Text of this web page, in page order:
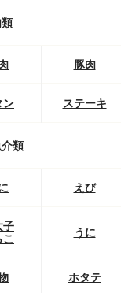
豚肉
ン ステーキ
類
えび
子
うに
ホタテ